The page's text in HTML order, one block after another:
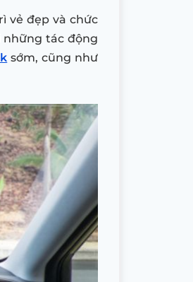
vẻ đẹp và chức
những tác động
sớm, cũng như